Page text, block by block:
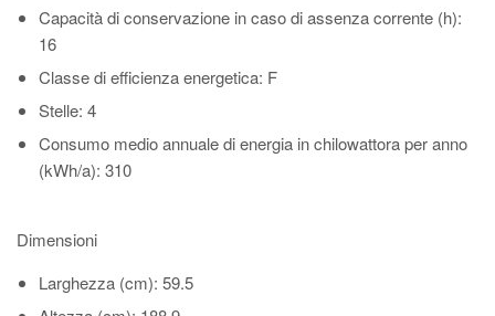
Capacità di conservazione in caso di assenza corrente (h):
16
Classe di efficienza energetica: F
Stelle: 4
Consumo medio annuale di energia in chilowattora per anno
(kWh/a): 310
Dimensioni
Larghezza (cm): 59.5